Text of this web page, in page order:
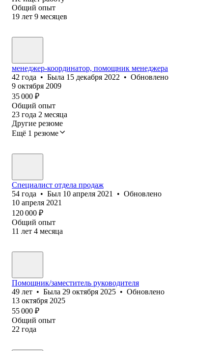
Общий опыт
19 лет 9 месяцев
менеджер-координатор, помощник менеджера
42 года • Была 15 декабря 2022 • Обновлено
9 октября 2009
35 000 ₽
Общий опыт
23 года 2 месяца
Другие резюме
Ещё 1 резюме
Специалист отдела продаж
54 года • Был 10 апреля 2021 • Обновлено
10 апреля 2021
120 000 ₽
Общий опыт
11 лет 4 месяца
Помощник/заместитель руководителя
49 лет • Была 29 октября 2025 • Обновлено
13 октября 2025
55 000 ₽
Общий опыт
22 года